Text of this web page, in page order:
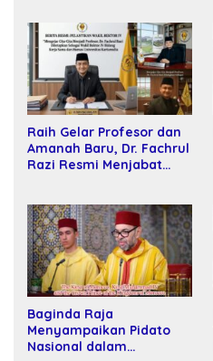
Raih Gelar Profesor dan
Amanah Baru, Dr. Fachrul
Razi Resmi Menjabat
Baginda Raja
Menyampaikan Pidato
Nasional dalam